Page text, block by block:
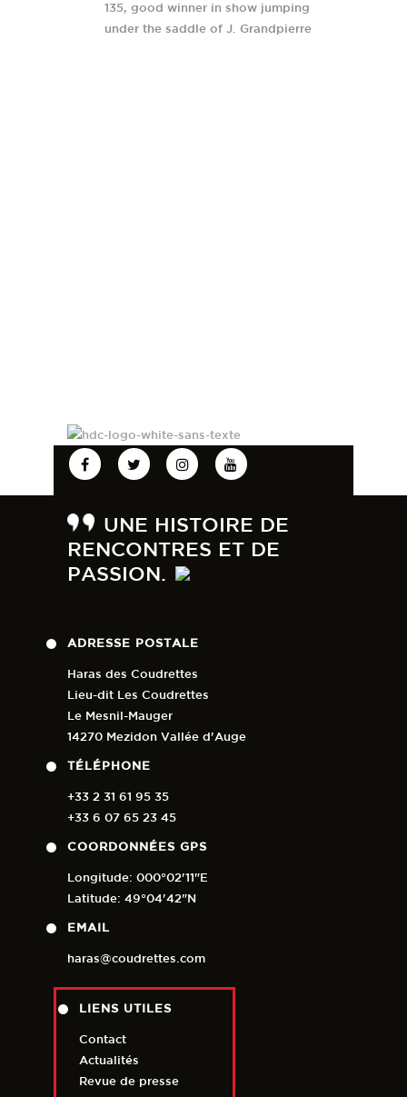
135, good winner in show jumping
under the saddle of J. Grandpierre
UNE HISTOIRE DE
RENCONTRES ET DE
PASSION.
ADRESSE POSTALE
Haras des Coudrettes
Lieu-dit Les Coudrettes
Le Mesnil-Mauger
14270 Mezidon Vallée d'Auge
TÉLÉPHONE
+33 2 31 61 95 35
+33 6 07 65 23 45
COORDONNÉES GPS
Longitude: 000°02'11"E
Latitude: 49°04'42"N
EMAIL
haras@coudrettes.com
LIENS UTILES
Contact
Actualités
Revue de presse